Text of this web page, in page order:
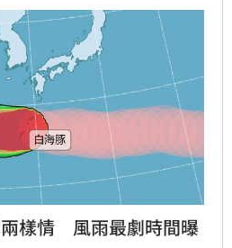
樣情　風雨最劇時間曝